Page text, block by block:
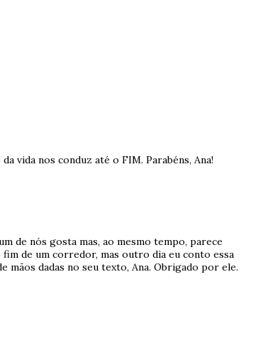
vida nos conduz até o FIM. Parabéns, Ana!
de nós gosta mas, ao mesmo tempo, parece
de um corredor, mas outro dia eu conto essa
mãos dadas no seu texto, Ana. Obrigado por ele.